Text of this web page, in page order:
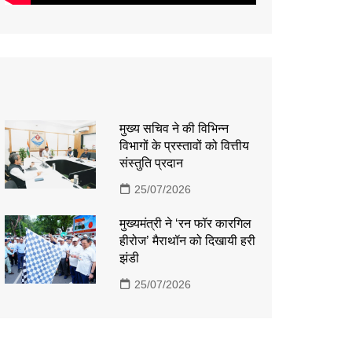
मुख्य सचिव ने की विभिन्न
विभागों के प्रस्तावों को वित्तीय
संस्तुति प्रदान
25/07/2026
मुख्यमंत्री ने ‘रन फॉर कारगिल
हीरोज’ मैराथॉन को दिखायी हरी
झंडी
25/07/2026